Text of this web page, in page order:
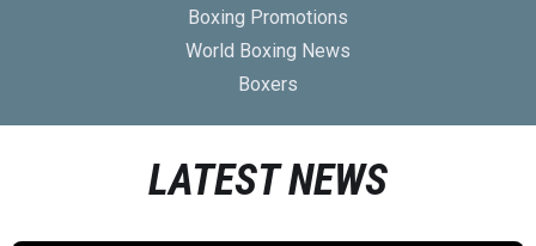
Boxing Promotions
World Boxing News
Boxers
LATEST NEWS